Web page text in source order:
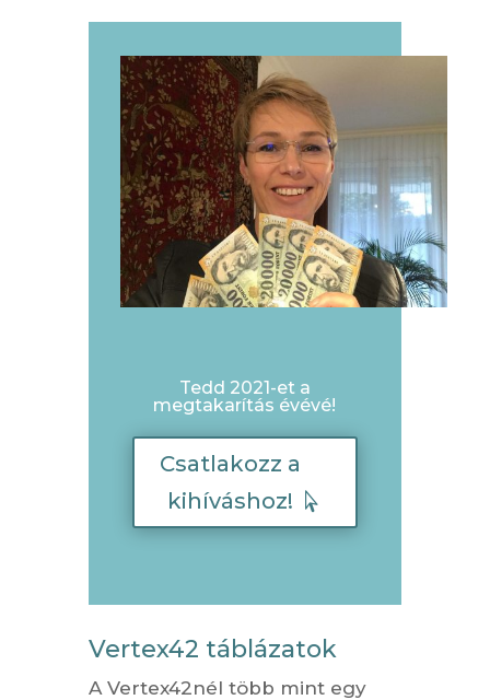
Tedd 2021-et a
megtakarítás évévé!
Csatlakozz a
kihíváshoz!
Vertex42 táblázatok
A Vertex42nél több mint egy